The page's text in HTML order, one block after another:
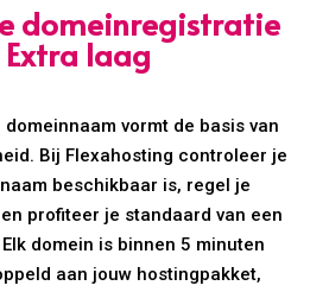
domeinregistratie
Extra laag
vormt de basis van
Bij Flexahosting controleer je
beschikbaar is, regel je
profiteer je standaard van een
domein is binnen 5 minuten
aan jouw hostingpakket,